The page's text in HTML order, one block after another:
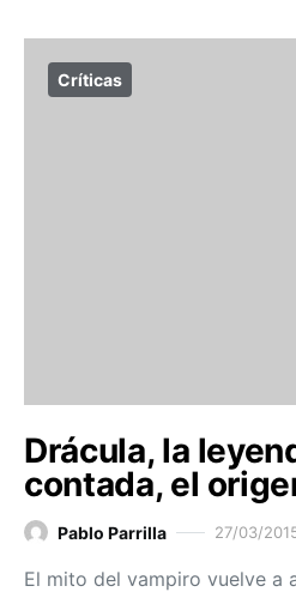
Críticas
Drácula, la
contada, el
Pablo Parrilla 27/03/
El mito del vampiro vuelve a